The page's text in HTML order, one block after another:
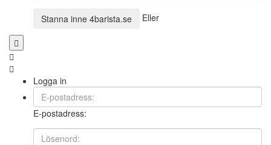
Stanna inne 4barista.se Eller
Logga in
E-postadress: